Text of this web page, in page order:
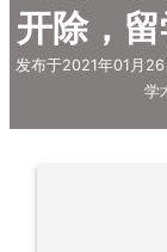
开除，
发布于2021年01月26
学